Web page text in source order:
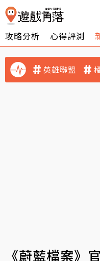
攻略分析 心得評測
英雄聯盟
《蔚藍檔案》